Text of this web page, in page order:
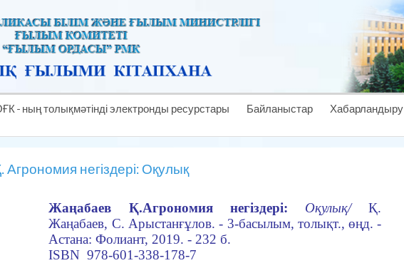
- ның толықмәтінді электронды ресурстары Байланыстар Хабарландыру
негіздері: Оқулық
Жаңабаев Қ.Агрономия негіздері: Оқулық/Қ.
Жаңабаев, С. Арыстанғұлов. - 3-басылым, толықт., өңд. -
Астана: Фолиант, 2019. - 232 б.
ISBN 978-601-338-178-7